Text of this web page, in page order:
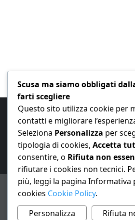
ANNO XXIII – Testata
Avviso IA: alcuni articoli
Informativa privacy e
Scusa ma siamo obbligati
farti scegliere
Questo sito utilizza cookie per
contatti e migliorare
Seleziona Personalizza per
tipologia di cookies, Accetta
consentire, o Rifiuta non
rifiutare i cookies non tecnici.
più, leggi la pagina Informativa
cookies Cookie Policy.
Personalizza
Rifiuta